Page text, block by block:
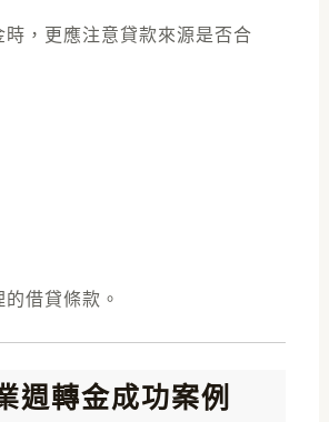
，更應注意貸款來源是否合
借貸條款。
週轉金成功案例